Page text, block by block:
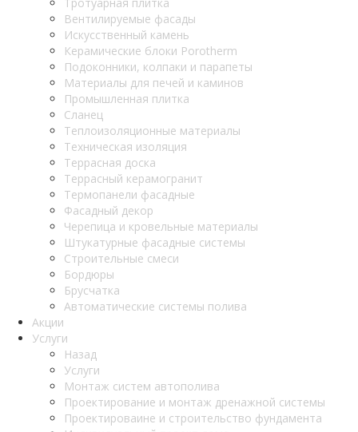
Вентилируемые фасады
Искусственный камень
Керамические блоки Porotherm
Подоконники, колпаки и парапеты
Материалы для печей и каминов
Промышленная плитка
Сланец
Теплоизоляционные материалы
Техническая изоляция
Террасная доска
Террасный керамогранит
Термопанели фасадные
Фасадный декор
Черепица и кровельные материалы
Штукатурные фасадные системы
Строительные смеси
Бордюры
Брусчатка
Автоматические системы полива
Акции
Услуги
Назад
Услуги
Монтаж систем автополива
Проектирование и монтаж дренажной системы
Проектироваине и строительство фундамента